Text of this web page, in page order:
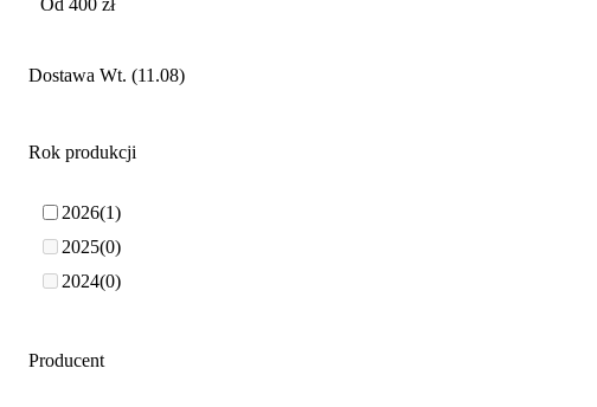
Dostawa Wt. (11.08)
Rok produkcji
2026 1
2025 0
2024 0
Producent